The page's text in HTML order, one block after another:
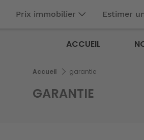
Prix immobilier Estimer
ACCUEIL
Fil
Accueil garantie
GARANTIE